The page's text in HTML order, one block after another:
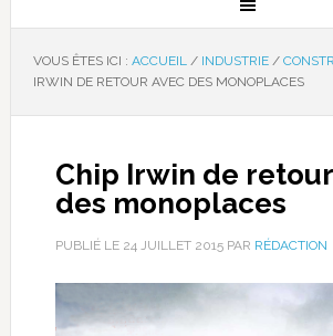
VOUS ÊTES ICI : ACCUEIL / INDUSTRIE /
IRWIN DE RETOUR AVEC DES MONOPLACES
Chip Irwin de
des monoplaces
PUBLIÉ LE 24 JUILLET 2015PAR RÉDACTION